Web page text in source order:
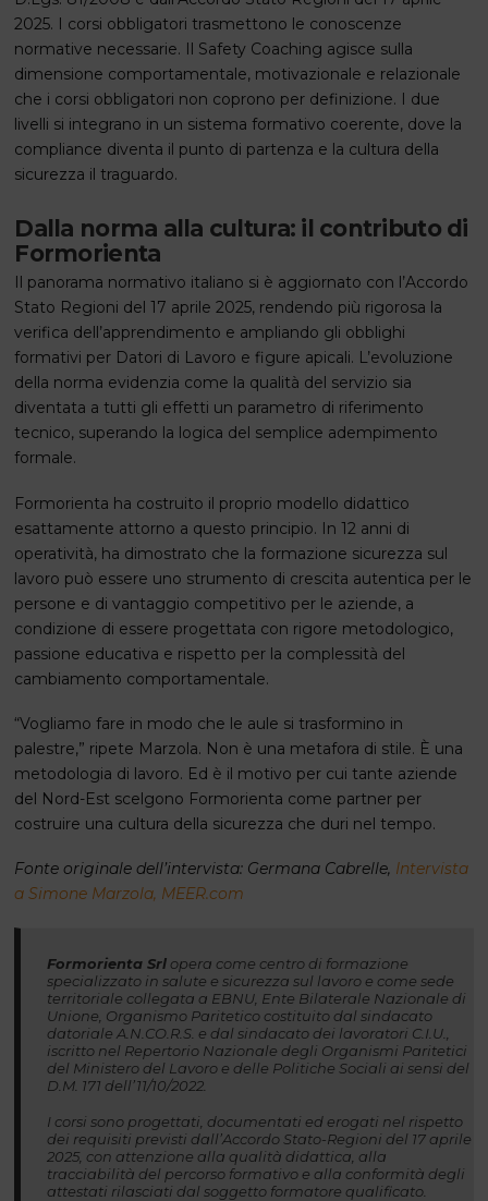
2025. I corsi obbligatori trasmettono le conoscenze
normative necessarie. Il Safety Coaching agisce sulla
dimensione comportamentale, motivazionale e relazionale
che i corsi obbligatori non coprono per definizione. I due
livelli si integrano in un sistema formativo coerente, dove la
compliance diventa il punto di partenza e la cultura della
sicurezza il traguardo.
Dalla norma alla cultura: il contributo di
Formorienta
Il panorama normativo italiano si è aggiornato con l’Accordo
Stato Regioni del 17 aprile 2025, rendendo più rigorosa la
verifica dell’apprendimento e ampliando gli obblighi
formativi per Datori di Lavoro e figure apicali. L’evoluzione
della norma evidenzia come la qualità del servizio sia
diventata a tutti gli effetti un parametro di riferimento
tecnico, superando la logica del semplice adempimento
formale.
Formorienta ha costruito il proprio modello didattico
esattamente attorno a questo principio. In 12 anni di
operatività, ha dimostrato che la formazione sicurezza sul
lavoro può essere uno strumento di crescita autentica per le
persone e di vantaggio competitivo per le aziende, a
condizione di essere progettata con rigore metodologico,
passione educativa e rispetto per la complessità del
cambiamento comportamentale.
“Vogliamo fare in modo che le aule si trasformino in
palestre,” ripete Marzola. Non è una metafora di stile. È una
metodologia di lavoro. Ed è il motivo per cui tante aziende
del Nord-Est scelgono Formorienta come partner per
costruire una cultura della sicurezza che duri nel tempo.
Fonte originale dell’intervista: Germana Cabrelle, Intervista
a Simone Marzola, MEER.com
Formorienta Srl opera come centro di formazione
specializzato in salute e sicurezza sul lavoro e come sede
territoriale collegata a EBNU, Ente Bilaterale Nazionale di
Unione, Organismo Paritetico costituito dal sindacato
datoriale A.N.CO.R.S. e dal sindacato dei lavoratori C.I.U.,
iscritto nel Repertorio Nazionale degli Organismi Paritetici
del Ministero del Lavoro e delle Politiche Sociali ai sensi del
D.M. 171 dell’11/10/2022.
I corsi sono progettati, documentati ed erogati nel rispetto
dei requisiti previsti dall’Accordo Stato-Regioni del 17 aprile
2025, con attenzione alla qualità didattica, alla
tracciabilità del percorso formativo e alla conformità degli
attestati rilasciati dal soggetto formatore qualificato.